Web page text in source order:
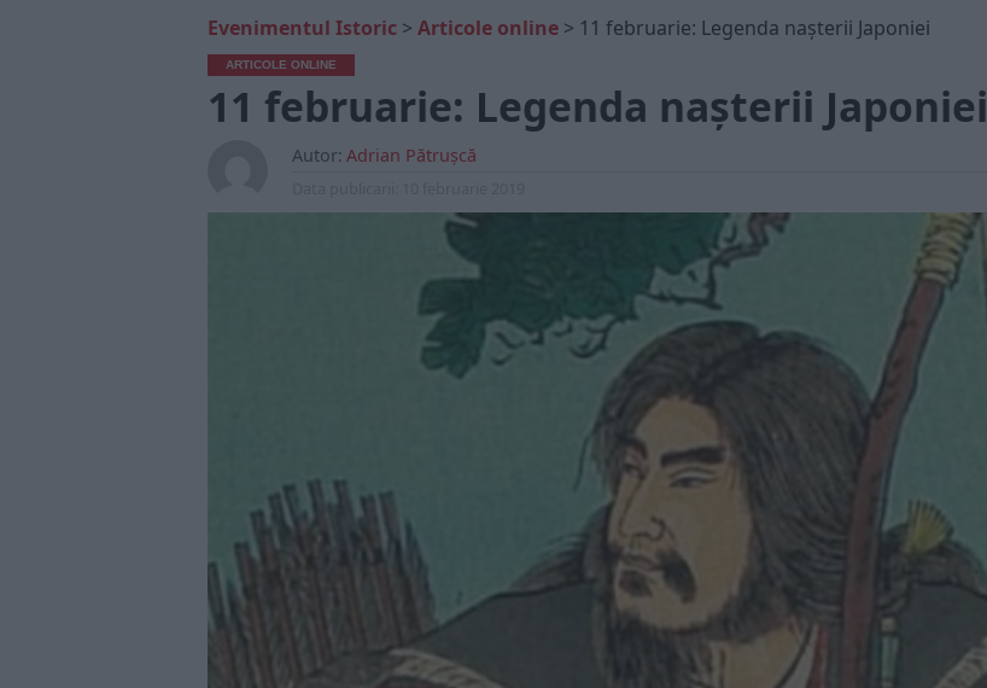
Evenimentul Istoric > Articole online > 11 februarie: Legenda nașterii Japoniei
ARTICOLE ONLINE
11 februarie: Legenda nașterii Japoniei
Autor: Adrian Pătrușcă